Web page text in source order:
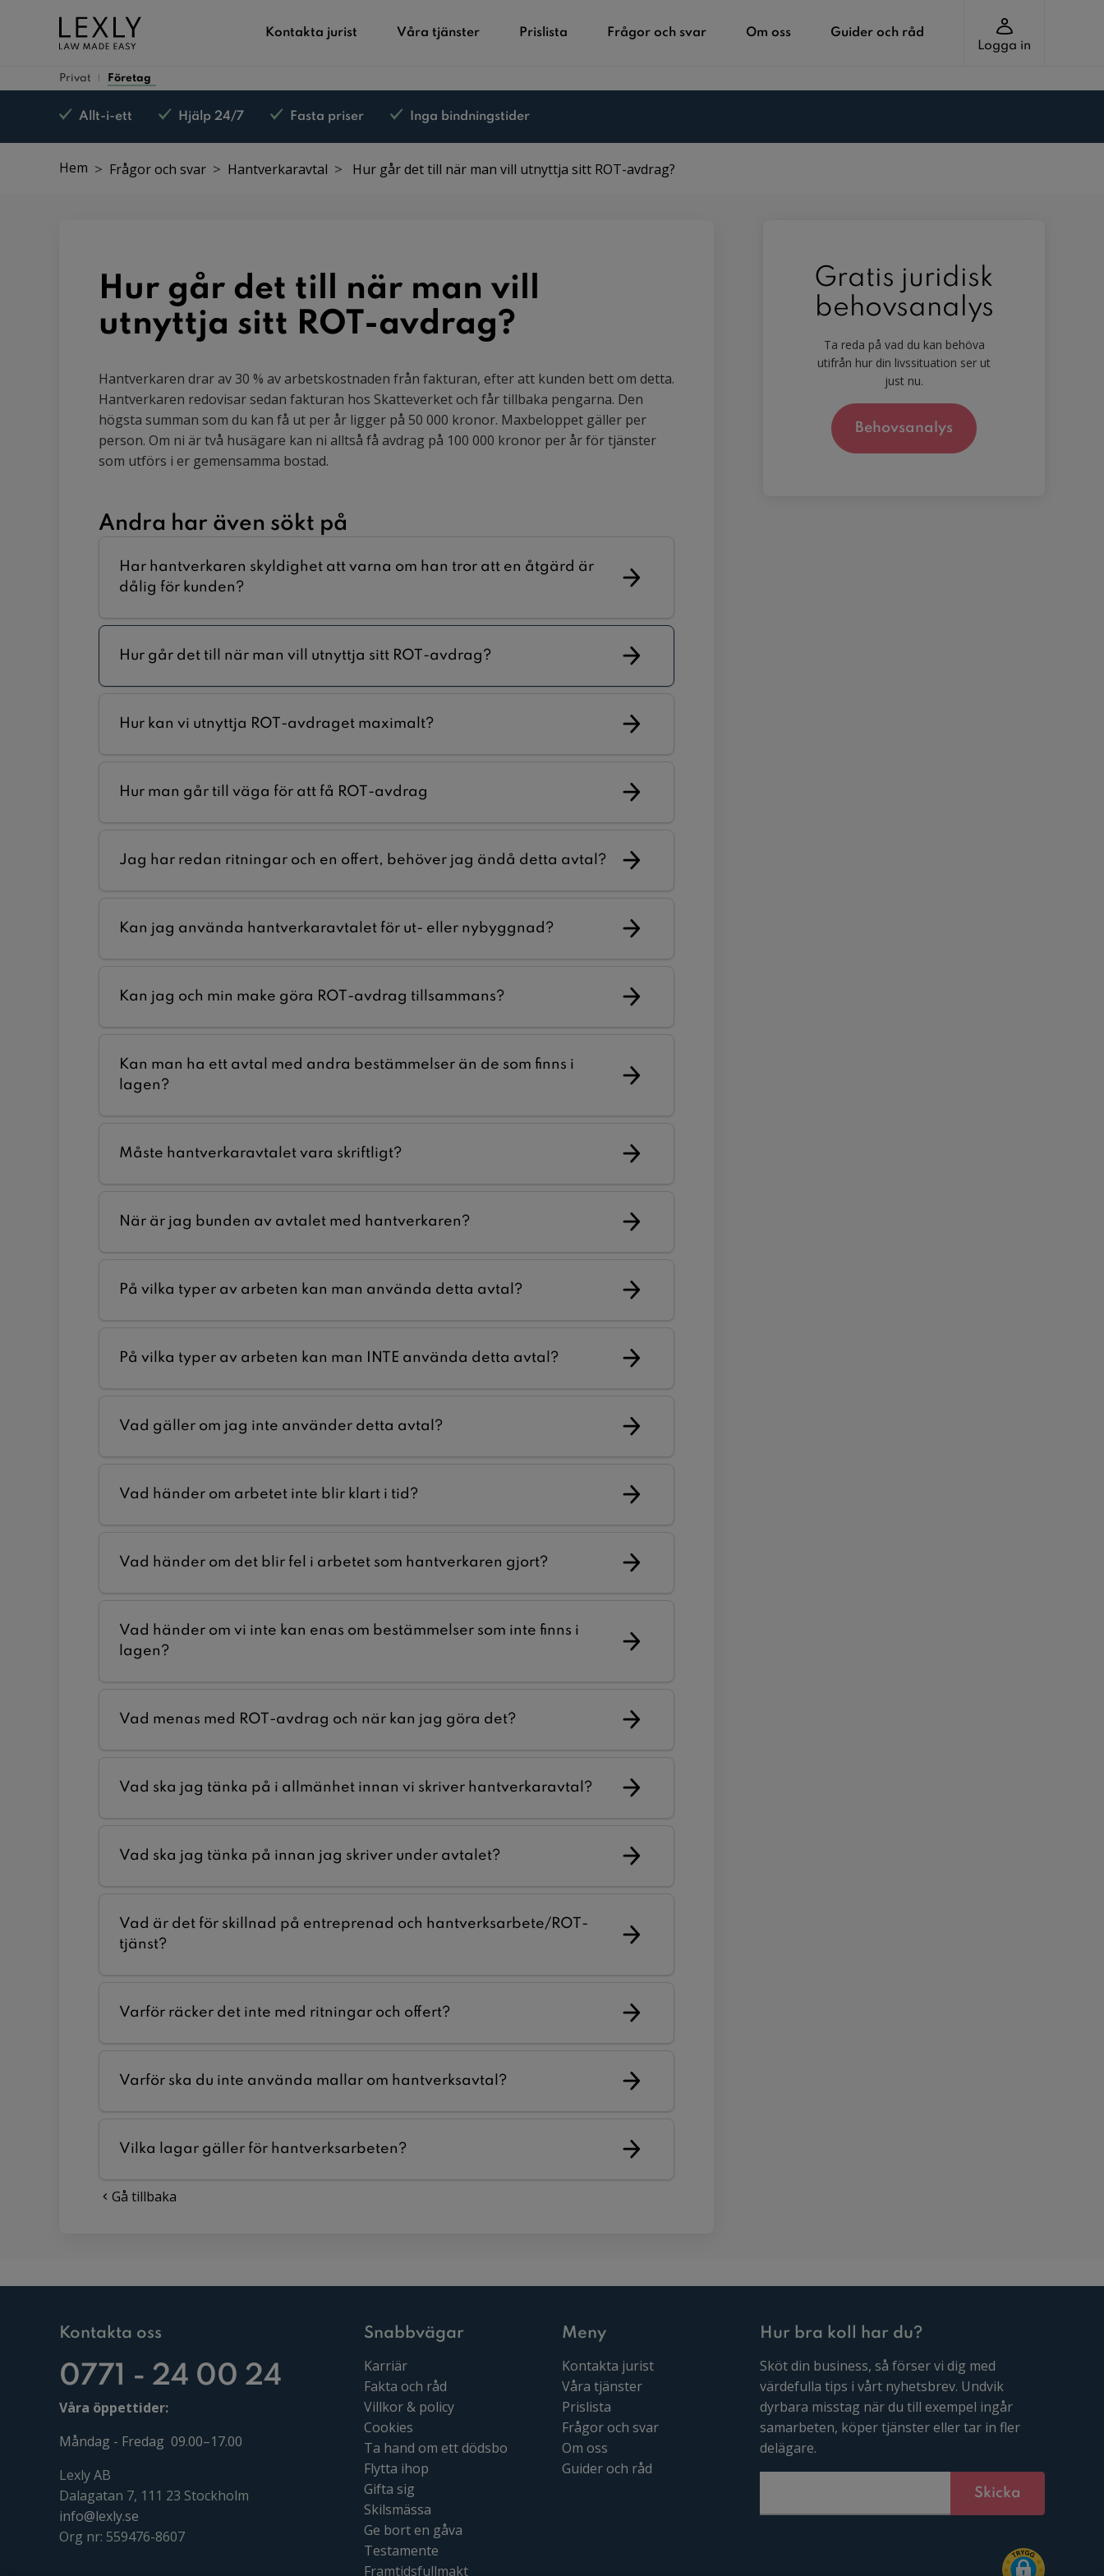
Kontakta jurist Våra tjänster Prislista Frågor och svar Om oss
Guider och råd
Logga in
Privat Företag
Allt-i-ett Hjälp 24/7 Fasta priser Inga bindningstider
Hem Frågor och svar Hantverkaravtal Hur går det till när man vill utnyttja sitt ROT-avdrag?
Hur går det till när man vill
utnyttja sitt ROT-avdrag?
Hantverkaren drar av 30 % av arbetskostnaden från fakturan, efter att kunden bett om detta.
Hantverkaren redovisar sedan fakturan hos Skatteverket och får tillbaka pengarna. Den
högsta summan som du kan få ut per år ligger på 50 000 kronor. Maxbeloppet gäller per
person. Om ni är två husägare kan ni alltså få avdrag på 100 000 kronor per år för tjänster
som utförs i er gemensamma bostad.
Andra har även sökt på
Har hantverkaren skyldighet att varna om han tror att en åtgärd är
dålig för kunden?
Hur går det till när man vill utnyttja sitt ROT-avdrag?
Hur kan vi utnyttja ROT-avdraget maximalt?
Hur man går till väga för att få ROT-avdrag
Jag har redan ritningar och en offert, behöver jag ändå detta avtal?
Kan jag använda hantverkaravtalet för ut- eller nybyggnad?
Kan jag och min make göra ROT-avdrag tillsammans?
Kan man ha ett avtal med andra bestämmelser än de som finns i
lagen?
Måste hantverkaravtalet vara skriftligt?
När är jag bunden av avtalet med hantverkaren?
På vilka typer av arbeten kan man använda detta avtal?
På vilka typer av arbeten kan man INTE använda detta avtal?
Vad gäller om jag inte använder detta avtal?
Vad händer om arbetet inte blir klart i tid?
Vad händer om det blir fel i arbetet som hantverkaren gjort?
Vad händer om vi inte kan enas om bestämmelser som inte finns i
lagen?
Vad menas med ROT-avdrag och när kan jag göra det?
Vad ska jag tänka på i allmänhet innan vi skriver hantverkaravtal?
Vad ska jag tänka på innan jag skriver under avtalet?
Vad är det för skillnad på entreprenad och hantverksarbete/ROT-
tjänst?
Varför räcker det inte med ritningar och offert?
Varför ska du inte använda mallar om hantverksavtal?
Vilka lagar gäller för hantverksarbeten?
Gå tillbaka
Gratis juridisk
behovsanalys
Ta reda på vad du kan behöva
utifrån hur din livssituation ser ut
just nu.
Behovsanalys
Kontakta oss
0771 - 24 00 24
Våra öppettider:
Måndag - Fredag 09.00–17.00
Lexly AB
Dalagatan 7, 111 23 Stockholm
info@lexly.se
Org nr: 559476-8607
Snabbvägar
Karriär
Fakta och råd
Villkor & policy
Cookies
Ta hand om ett dödsbo
Flytta ihop
Gifta sig
Skilsmässa
Ge bort en gåva
Testamente
Framtidsfullmakt
Meny
Kontakta jurist
Våra tjänster
Prislista
Frågor och svar
Om oss
Guider och råd
Hur bra koll har du?
Sköt din business, så förser vi dig med
värdefulla tips i vårt nyhetsbrev. Undvik
dyrbara misstag när du till exempel ingår
samarbeten, köper tjänster eller tar in fler
delägare.